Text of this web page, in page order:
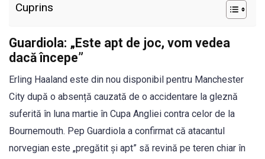
Cuprins
Guardiola: „Este apt de joc, vom vedea
dacă începe”
Erling Haaland este din nou disponibil pentru Manchester
City după o absență cauzată de o accidentare la gleznă
suferită în luna martie în Cupa Angliei contra celor de la
Bournemouth. Pep Guardiola a confirmat că atacantul
norvegian este „pregătit și apt” să revină pe teren chiar în